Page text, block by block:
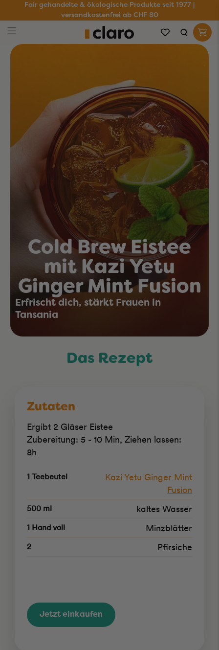
Fair gehandelte & ökologische Produkte seit 1977 |
versandkostenfrei ab CHF 80
Cold Brew Eistee
mit Kazi Yetu
Ginger Mint Fusion
Erfrischt dich, stärkt Frauen in
Tansania
Das Rezept
Zutaten
Ergibt 2 Gläser Eistee
Zubereitung: 5 - 10 Min, Ziehen lassen:
8h
1 Teebeutel
Kazi Yetu Ginger Mint
Fusion
500 ml kaltes Wasser
1 Hand voll Minzblätter
2 Pfirsiche
Jetzt einkaufen